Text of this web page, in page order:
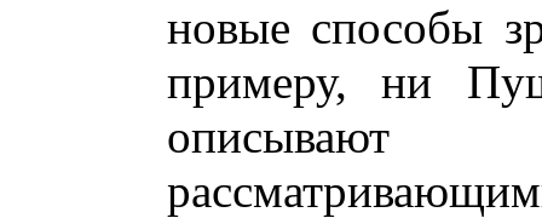
новые способы
примеру, ни
описывают